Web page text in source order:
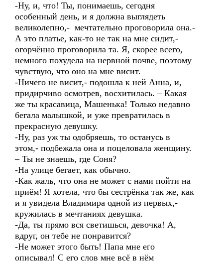
-Ну, и, что! Ты, понимаешь, сегодня
особенный день, и я должна выглядеть
великолепно,- мечтательно проговорила она.-
А это платье, как-то не так на мне сидит,-
огорчённо проговорила та. Я, скорее всего,
немного похудела на нервной почве, поэтому
чувствую, что оно на мне висит.
-Ничего не висит,- подошла к ней Анна, и,
придирчиво осмотрев, восхитилась. – Какая
же ты красавица, Машенька! Только недавно
бегала малышкой, и уже превратилась в
прекрасную девушку.
-Ну, раз уж ты одобряешь, то останусь в
этом,- подбежала она и поцеловала женщину.
– Ты не знаешь, где Соня?
-На улице бегает, как обычно.
-Как жаль, что она не может с нами пойти на
приём! Я хотела, что бы сестрёнка так же, как
и я увидела Владимира одной из первых,-
кружилась в мечтаниях девушка.
-Да, ты прямо вся светишься, девочка! А,
вдруг, он тебе не понравится?
-Не может этого быть! Папа мне его
описывал! С его слов мне всё в нём